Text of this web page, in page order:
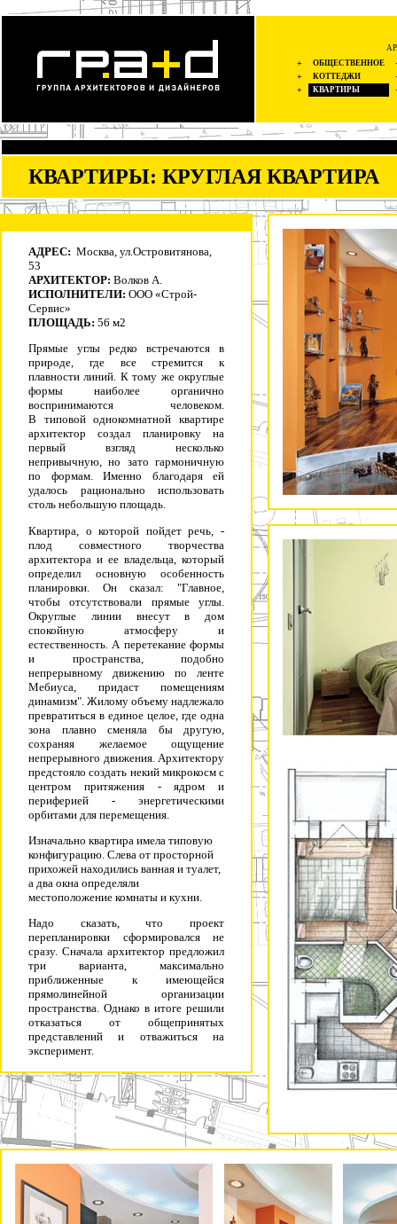
+ ОБЩЕСТВЕННОЕ
+
КОТТЕДЖИ
+
КВАРТИРЫ
КВАРТИРЫ: КРУГЛАЯ КВАРТИРА
АДРЕС: Москва, ул.Островитянова,
53
АРХИТЕКТОР: Волков А.
ИСПОЛНИТЕЛИ: ООО «Строй-
Сервис»
ПЛОЩАДЬ: 56 м2
Прямые углы редко встречаются в
природе, где все стремится к
плавности линий. К тому же округлые
формы наиболее органично
воспринимаются человеком.
В типовой однокомнатной квартире
архитектор создал планировку на
первый взгляд несколько
непривычную, но зато гармоничную
по формам. Именно благодаря ей
удалось рационально использовать
столь небольшую площадь.
Квартира, о которой пойдет речь, -
плод совместного творчества
архитектора и ее владельца, который
определил основную особенность
планировки. Он сказал: "Главное,
чтобы отсутствовали прямые углы.
Округлые линии внесут в дом
спокойную атмосферу и
естественность. А перетекание формы
и пространства, подобно
непрерывному движению по ленте
Мебиуса, придаст помещениям
динамизм". Жилому объему надлежало
превратиться в единое целое, где одна
зона плавно сменяла бы другую,
сохраняя желаемое ощущение
непрерывного движения. Архитектору
предстояло создать некий микрокосм с
центром притяжения - ядром и
периферией - энергетическими
орбитами для перемещения.
Изначально квартира имела типовую
конфигурацию. Слева от просторной
прихожей находились ванная и туалет,
а два окна определяли
местоположение комнаты и кухни.
Надо сказать, что проект
перепланировки сформировался не
сразу. Сначала архитектор предложил
три варианта, максимально
приближенные к имеющейся
прямолинейной организации
пространства. Однако в итоге решили
отказаться от общепринятых
представлений и отважиться на
эксперимент.